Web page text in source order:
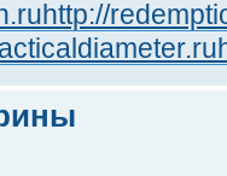
http://